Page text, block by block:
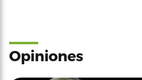
Opiniones